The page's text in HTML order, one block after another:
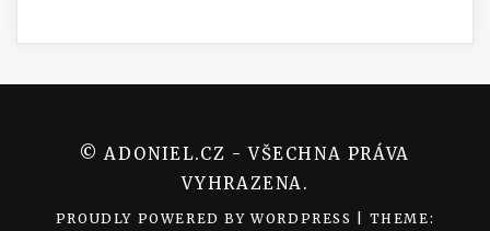
© ADONIEL.CZ - VŠECHNA PRÁVA
VYHRAZENA.
PROUDLY POWERED BY WORDPRESS
THEME: